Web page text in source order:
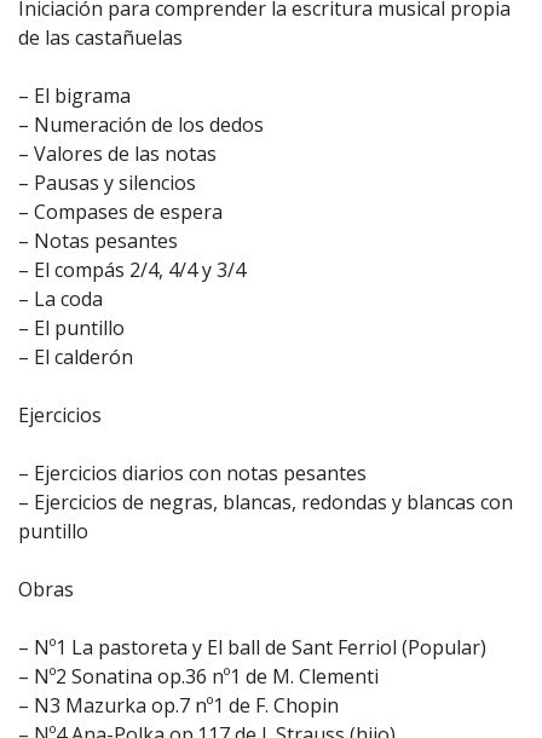
Iniciación para comprender la escritura musical propia
de las castañuelas
– El bigrama
– Numeración de los dedos
– Valores de las notas
– Pausas y silencios
– Compases de espera
– Notas pesantes
– El compás 2/4, 4/4 y 3/4
– La coda
– El puntillo
– El calderón
Ejercicios
– Ejercicios diarios con notas pesantes
– Ejercicios de negras, blancas, redondas y blancas con
puntillo
Obras
– Nº1 La pastoreta y El ball de Sant Ferriol (Popular)
– Nº2 Sonatina op.36 nº1 de M. Clementi
– N3 Mazurka op.7 nº1 de F. Chopin